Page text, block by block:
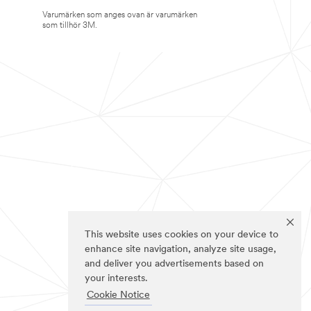
This website uses cookies on your device to
enhance site navigation, analyze site usage,
and deliver you advertisements based on
your interests.
Cookie Notice
Varumärken som anges ovan är varumärken
som tillhör 3M.